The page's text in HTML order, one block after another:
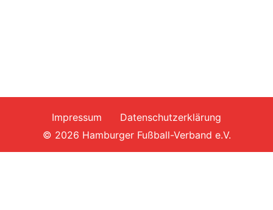
Impressum
Datenschutzerklärung
© 2026 Hamburger Fußball-Verband e.V.